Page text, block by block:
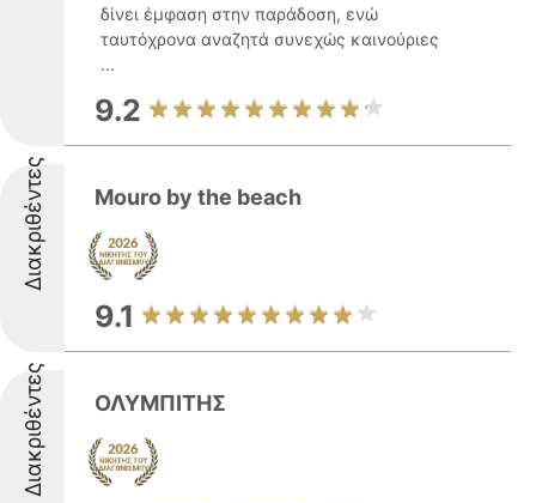
δίνει έμφαση στην παράδοση, ενώ
ταυτόχρονα αναζητά συνεχώς καινούριες
...
9.2
Διακριθέντες Mouro by the beach
9.1
Διακριθέντες ΟΛΥΜΠΙΤΗΣ